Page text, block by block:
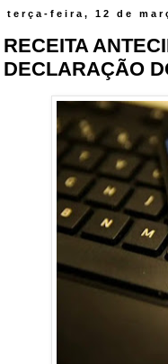
terça-feira, 12 de
RECEITA
DECLARAÇÃO